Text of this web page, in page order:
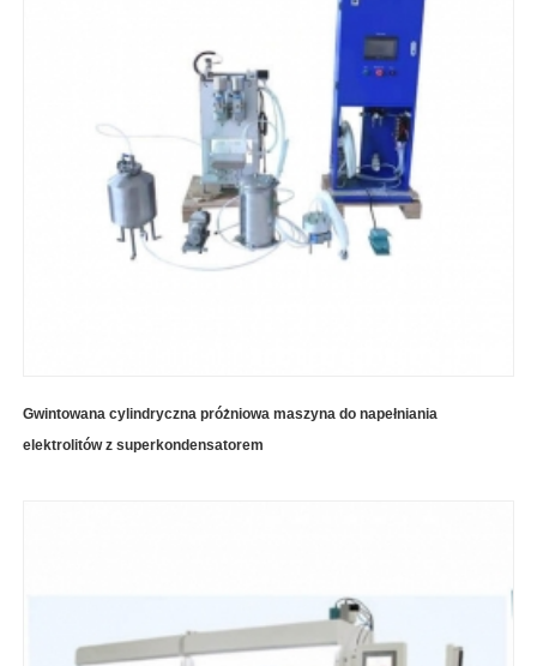
Gwintowana cylindryczna próżniowa maszyna do napełniania
elektrolitów z superkondensatorem